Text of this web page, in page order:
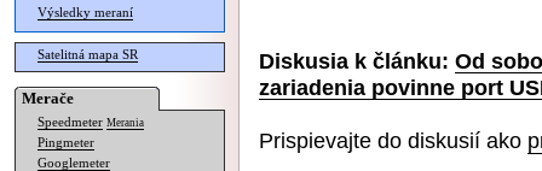
Výsledky meraní
Satelitná mapa SR
Merače
Speedmeter Merania
Pingmeter
Googlemeter
Diskusia k článku: Od
zariadenia povinne port
Prispievajte do diskusií ako